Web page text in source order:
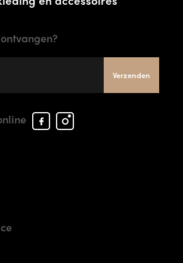
Verzenden
Facebook
Arcade
Instagram
Arcade